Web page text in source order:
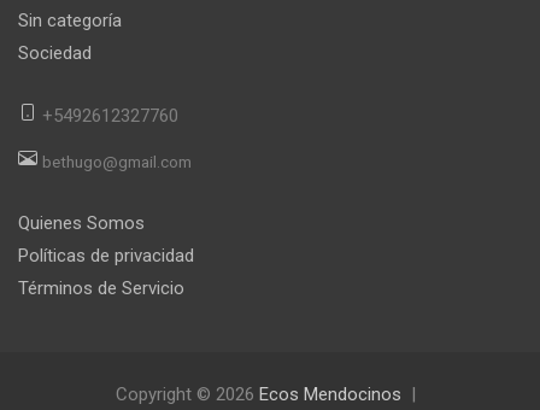
Sin categoría
Sociedad
+5492612327760
bethugo@gmail.com
Quienes Somos
Políticas de privacidad
Términos de Servicio
Copyright © 2026 Ecos Mendocinos